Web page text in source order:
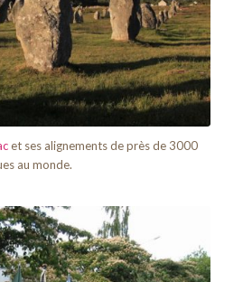
et ses alignements de près de 3000
au monde.